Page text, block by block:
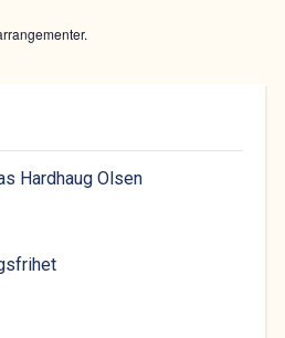
Hardhaug Olsen